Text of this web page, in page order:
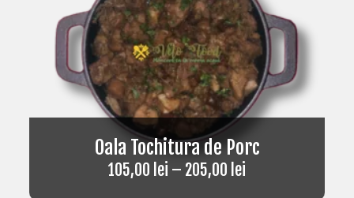
Oala Tochitura de Porc
105,00 lei – 205,00 lei